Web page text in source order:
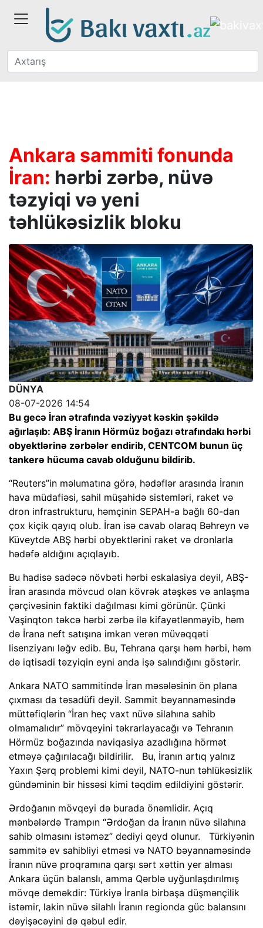
Ankara sammiti fonunda
İran: hərbi zərbə, nüvə
təzyiqi və yeni
təhlükəsizlik bloku
DÜNYA
08-07-2026 14:54
Bu gecə İran ətrafında vəziyyət kəskin şəkildə
ağırlaşıb: ABŞ İranın Hörmüz boğazı ətrafındakı hərbi
obyektlərinə zərbələr endirib, CENTCOM bunun üç
tankerə hücuma cavab olduğunu bildirib.
“Reuters”in məlumatına görə, hədəflər arasında İranın
hava müdafiəsi, sahil müşahidə sistemləri, raket və
dron infrastrukturu, həmçinin SEPAH-a bağlı 60-dan
çox kiçik qayıq olub. İran isə cavab olaraq Bəhreyn və
Küveytdə ABŞ hərbi obyektlərini raket və dronlarla
hədəfə aldığını açıqlayıb.
Bu hadisə sadəcə növbəti hərbi eskalasiya deyil, ABŞ-
İran arasında mövcud olan kövrək atəşkəs və anlaşma
çərçivəsinin faktiki dağılması kimi görünür. Çünki
Vaşinqton təkcə hərbi zərbə ilə kifayətlənməyib, həm
də İrana neft satışına imkan verən müvəqqəti
lisenziyanı ləğv edib. Bu, Tehrana qarşı həm hərbi, həm
də iqtisadi təzyiqin eyni anda işə salındığını göstərir.
Ankara NATO sammitində İran məsələsinin ön plana
çıxması da təsadüfi deyil. Sammit bəyannaməsində
müttəfiqlərin “İran heç vaxt nüvə silahına sahib
olmamalıdır” mövqeyini təkrarlayacağı və Tehranın
Hörmüz boğazında naviqasiya azadlığına hörmət
etməyə çağırılacağı bildirilir. Bu, İranın artıq yalnız
Yaxın Şərq problemi kimi deyil, NATO-nun təhlükəsizlik
gündəminin bir hissəsi kimi təqdim edildiyini göstərir.
Ərdoğanın mövqeyi də burada önəmlidir. Açıq
mənbələrdə Trampın “Ərdoğan da İranın nüvə silahına
sahib olmasını istəməz” dediyi qeyd olunur. Türkiyənin
sammitə ev sahibliyi etməsi və NATO bəyannaməsində
İranın nüvə proqramına qarşı sərt xəttin yer alması
Ankara üçün balanslı, amma Qərblə uyğunlaşdırılmış
mövqe deməkdir: Türkiyə İranla birbaşa düşmənçilik
istəmir, lakin nüvə silahlı İranın regionda güc balansını
dəyişəcəyini də qəbul edir.